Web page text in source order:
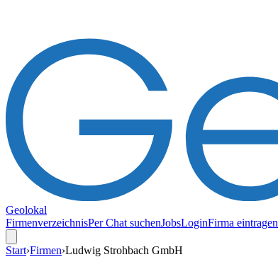
Geolokal
FirmenverzeichnisPer Chat suchenJobsLoginFirma eintragen
Start›Firmen›Ludwig Strohbach GmbH